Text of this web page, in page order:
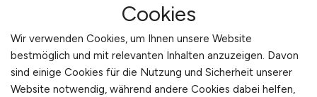
Zur Startseite
Moderne Karrieren entstehen dort, wo
Plattformen verstehen, was Menschen bewegt.
LOGISTIKPLATZ tut genau das: Die Bedürfnisse
Cookies
Wir verwenden Cookies, um Ihnen unsere Website
bestmöglich und mit relevanten Inhalten anzuzeigen. Davon
sind einige Cookies für die Nutzung und Sicherheit unserer
Website notwendig, während andere Cookies dabei helfen,